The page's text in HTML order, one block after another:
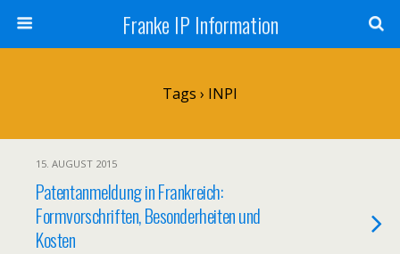
Franke IP Information
Tags › INPI
15. AUGUST 2015
Patentanmeldung in Frankreich:
Formvorschriften, Besonderheiten und
Kosten